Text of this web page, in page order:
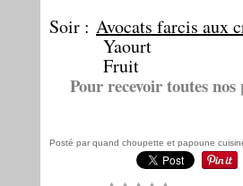
Soir : Avocats farcis aux
Yaourt
Fruit
Pour recevoir toutes
Posté par quand choupette et papoune